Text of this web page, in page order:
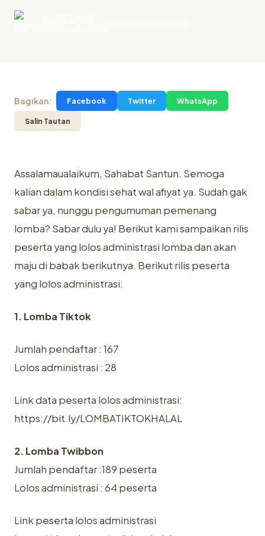
Bagikan: Facebook Twitter WhatsApp
Salin Tautan
Assalamaualaikum, Sahabat Santun. Semoga
kalian dalam kondisi sehat wal afiyat ya. Sudah gak
sabar ya, nunggu pengumuman pemenang
lomba? Sabar dulu ya! Berikut kami sampaikan rilis
peserta yang lolos administrasi lomba dan akan
maju di babak berikutnya. Berikut rilis peserta
yang lolos administrasi:
1. Lomba Tiktok
Jumlah pendaftar : 167
Lolos administrasi : 28
Link data peserta lolos administrasi:
https://bit.ly/LOMBATIKTOKHALAL
2. Lomba Twibbon
Jumlah pendaftar :189 peserta
Lolos administrasi : 64 peserta
Link peserta lolos administrasi